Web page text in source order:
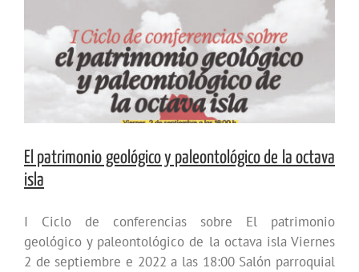
El patrimonio geológico y paleontológico de la octava
isla
I Ciclo de conferencias sobre El patrimonio
geológico y paleontológico de la octava isla Viernes
2 de septiembre e 2022 a las 18:00 Salón parroquial